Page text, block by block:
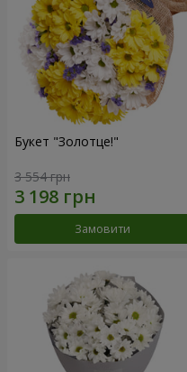
Букет "Золотце!"
3 554 грн
Замовити